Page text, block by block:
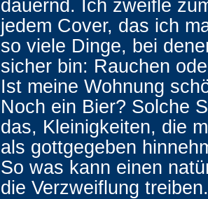
dauernd. Ich zweifle
jedem Cover, das ich
so viele Dinge, bei
sicher bin: Rauchen
Ist meine Wohnung
Noch ein Bier? Solche
das, Kleinigkeiten, die
als gottgegeben
So was kann einen
die Verzweiflung treiben.